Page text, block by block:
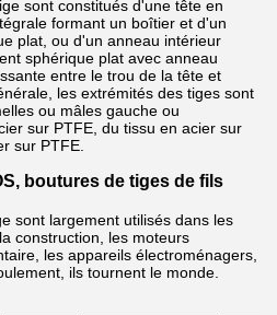
sont constitués d'une tête en
formant un boîtier et d'un
plat, ou d'un anneau intérieur
sphérique plat avec anneau
entre le trou de la tête et
les extrémités des tiges sont
ou mâles gauche ou
sur PTFE, du tissu en acier sur
sur PTFE.
boutures de tiges de fils
sont largement utilisés dans les
construction, les moteurs
les appareils électroménagers,
ils tournent le monde.